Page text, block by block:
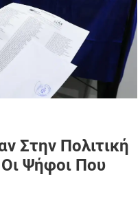
Στην Πολιτική
Ψήφοι Που